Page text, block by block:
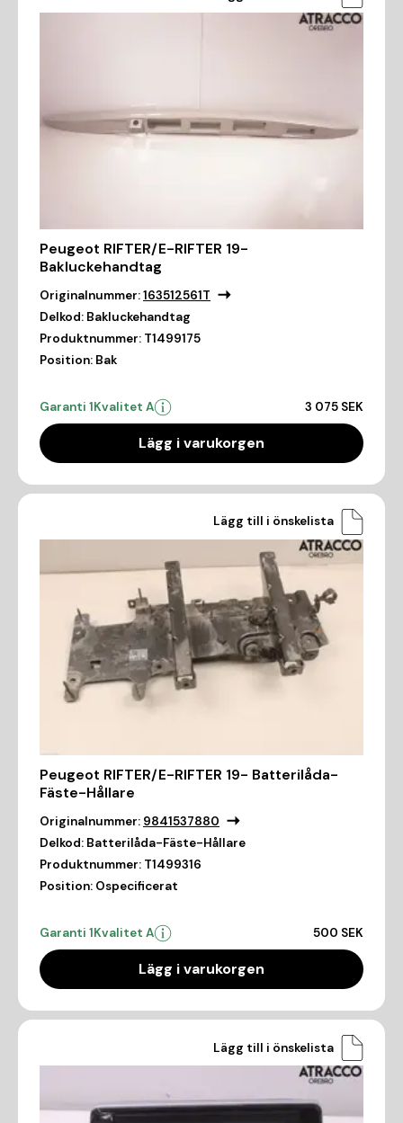
Peugeot RIFTER/E-RIFTER 19-
Bakluckehandtag
Originalnummer:163512561T
Delkod: Bakluckehandtag
Produktnummer: T1499175
Position: Bak
Garanti 1Kvalitet A 3 075 SEK
Lägg i varukorgen
Lägg till i önskelista
Peugeot RIFTER/E-RIFTER 19- Batterilåda-
Fäste-Hållare
Originalnummer: 9841537880
Delkod: Batterilåda-Fäste-Hållare
Produktnummer: T1499316
Position: Ospecificerat
Garanti 1Kvalitet A 500 SEK
Lägg i varukorgen
Lägg till i önskelista